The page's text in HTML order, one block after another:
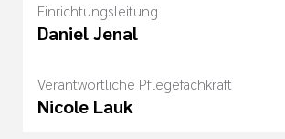
Einrichtungsleitung
Daniel Jenal
Verantwortliche Pflegefachkraft
Nicole Lauk